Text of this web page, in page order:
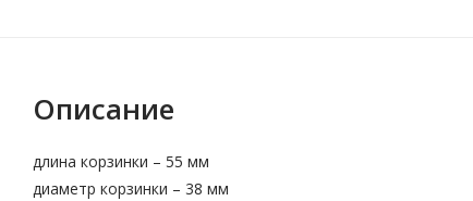
Описание
длина корзинки – 55 мм
диаметр корзинки – 38 мм